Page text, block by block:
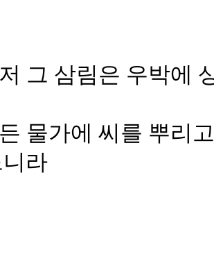
그 삼림은 우박에
물가에 씨를 뿌리
라